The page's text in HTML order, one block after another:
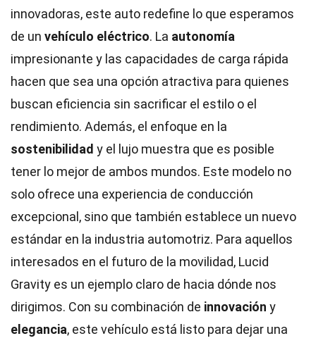
innovadoras, este auto redefine lo que esperamos
de un vehículo eléctrico. La autonomía
impresionante y las capacidades de carga rápida
hacen que sea una opción atractiva para quienes
buscan eficiencia sin sacrificar el estilo o el
rendimiento. Además, el enfoque en la
sostenibilidad y el lujo muestra que es posible
tener lo mejor de ambos mundos. Este modelo no
solo ofrece una experiencia de conducción
excepcional, sino que también establece un nuevo
estándar en la industria automotriz. Para aquellos
interesados en el futuro de la movilidad, Lucid
Gravity es un ejemplo claro de hacia dónde nos
dirigimos. Con su combinación de innovación y
elegancia, este vehículo está listo para dejar una